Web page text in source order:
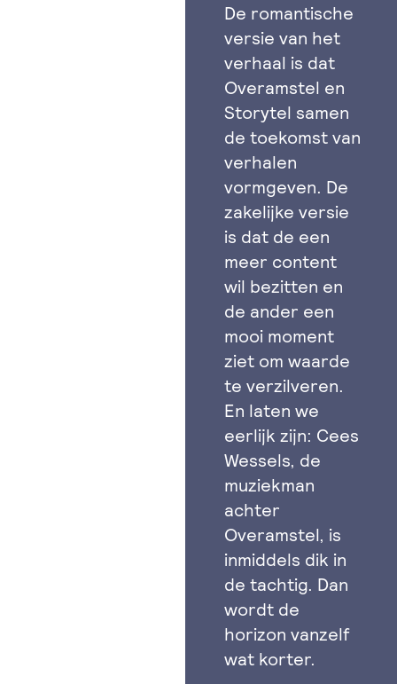
De romantische
versie van het
verhaal is dat
Overamstel en
Storytel samen
de toekomst van
verhalen
vormgeven. De
zakelijke versie
is dat de een
meer content
wil bezitten en
de ander een
mooi moment
ziet om waarde
te verzilveren.
En laten we
eerlijk zijn: Cees
Wessels, de
muziekman
achter
Overamstel, is
inmiddels dik in
de tachtig. Dan
wordt de
horizon vanzelf
wat korter.